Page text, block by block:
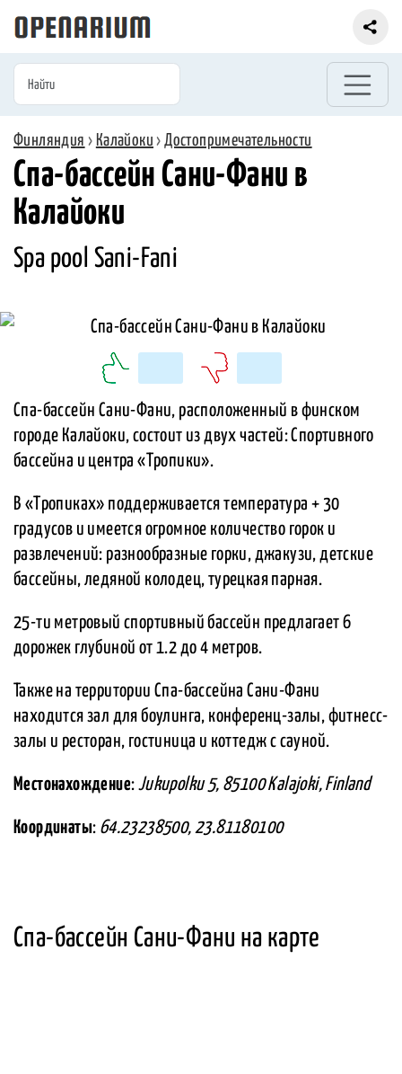
Финляндия › Калайоки ›Достопримечательности
Спа-бассейн Сани-Фани в
Калайоки
Spa pool Sani-Fani
Спа-бассейн Сани-Фани, расположенный в финском
городе Калайоки, состоит из двух частей: Спортивного
бассейна и центра «Тропики».
В «Тропиках» поддерживается температура + 30
градусов и имеется огромное количество горок и
развлечений: разнообразные горки, джакузи, детские
бассейны, ледяной колодец, турецкая парная.
25-ти метровый спортивный бассейн предлагает 6
дорожек глубиной от 1.2 до 4 метров.
Также на территории Спа-бассейна Сани-Фани
находится зал для боулинга, конференц-залы, фитнесс-
залы и ресторан, гостиница и коттедж с сауной.
Местонахождение: Jukupolku 5, 85100 Kalajoki, Finland
Координаты: 64.23238500, 23.81180100
Спа-бассейн Сани-Фани на карте